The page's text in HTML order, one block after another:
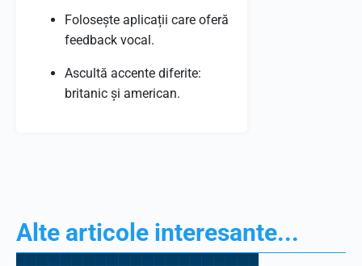
Folosește aplicații care oferă
feedback vocal.
Ascultă accente diferite:
britanic și american.
Alte articole interesante...